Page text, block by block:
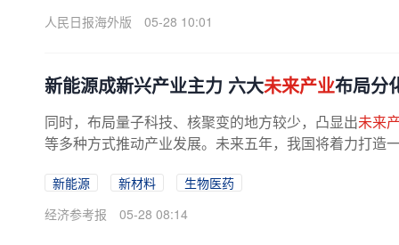
人民日报海外版
05-28 10:01
新能源成新兴产业主力 六大未来产业布局分
同时，布局量子科技、核聚变的地方较少，凸显出未来
等多种方式推动产业发展。未来五年，我国将着力打造
新能源 新材料
生物医药
经济参考报
05-28 08:14